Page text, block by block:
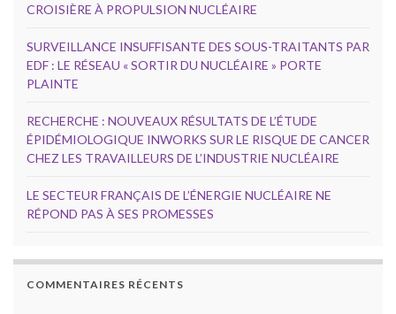
CROISIÈRE À PROPULSION NUCLÉAIRE
SURVEILLANCE INSUFFISANTE DES SOUS-TRAITANTS PAR
EDF : LE RÉSEAU « SORTIR DU NUCLÉAIRE » PORTE
PLAINTE
RECHERCHE : NOUVEAUX RÉSULTATS DE L’ÉTUDE
ÉPIDÉMIOLOGIQUE INWORKS SUR LE RISQUE DE CANCER
CHEZ LES TRAVAILLEURS DE L’INDUSTRIE NUCLÉAIRE
LE SECTEUR FRANÇAIS DE L’ÉNERGIE NUCLÉAIRE NE
RÉPOND PAS À SES PROMESSES
COMMENTAIRES RÉCENTS